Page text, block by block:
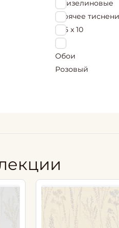
Флизелиновые
горячее
1,06 х 10
0
Обои
Розовый